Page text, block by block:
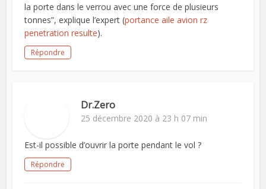
la porte dans le verrou avec une force de plusieurs
tonnes”, explique l’expert (portance aile avion rz
penetration resulte).
Répondre
Dr.Zero
25 décembre 2020 à 23 h 07 min
Est-il possible d’ouvrir la porte pendant le vol ?
Répondre